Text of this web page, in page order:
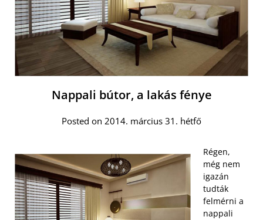
Nappali bútor, a lakás fénye
Posted on 2014. március 31. hétfő
Régen,
még nem
igazán
tudták
felmérni a
nappali